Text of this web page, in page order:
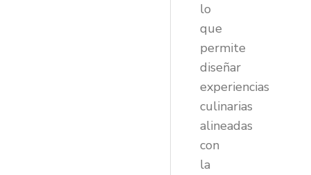
lo
que
permite
diseñar
experiencias
culinarias
alineadas
con
la